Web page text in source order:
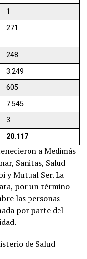
1
271
248
3.249
605
7.545
3
20.117
a Medimás
Sanitas, Salud
y Mutual Ser. La
por un término
las personas
por parte del
de Salud